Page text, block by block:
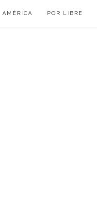
AMÉRICA POR LIBRE